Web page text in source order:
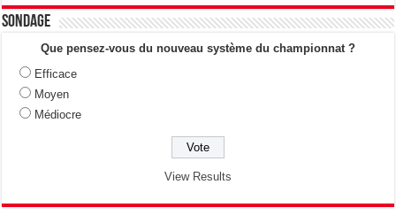
Sondage
Que pensez-vous du nouveau système du championnat ?
Efficace
Moyen
Médiocre
View Results